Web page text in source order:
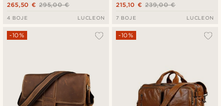
295,00 €
265,50 €
4 BOJE LUCLEON
239,00 €
215,10 €
7 BOJE LUCLEON
-10% -10%